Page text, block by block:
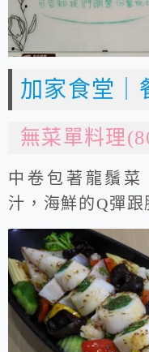
加家食堂｜
無菜單料理
中卷包著龍鬚
汁，海鮮的Q彈跟